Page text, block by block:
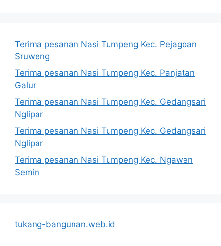
Terima pesanan Nasi Tumpeng Kec. Pejagoan
Sruweng
Terima pesanan Nasi Tumpeng Kec. Panjatan
Galur
Terima pesanan Nasi Tumpeng Kec. Gedangsari
Nglipar
Terima pesanan Nasi Tumpeng Kec. Gedangsari
Nglipar
Terima pesanan Nasi Tumpeng Kec. Ngawen
Semin
tukang-bangunan.web.id